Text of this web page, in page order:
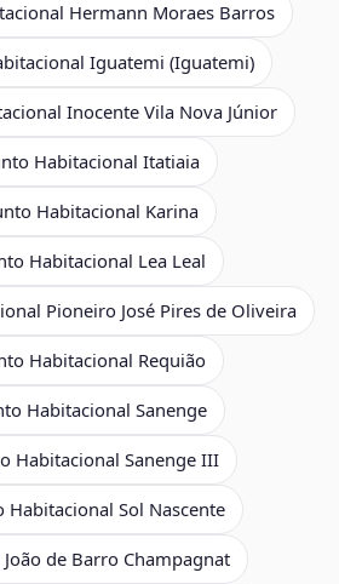
Hermann Moraes Barros
Iguatemi (Iguatemi)
Inocente Vila Nova Júnior
Habitacional Itatiaia
Habitacional Karina
Habitacional Lea Leal
Pioneiro José Pires de Oliveira
Habitacional Requião
Habitacional Sanenge
Habitacional Sanenge III
Habitacional Sol Nascente
de Barro Champagnat